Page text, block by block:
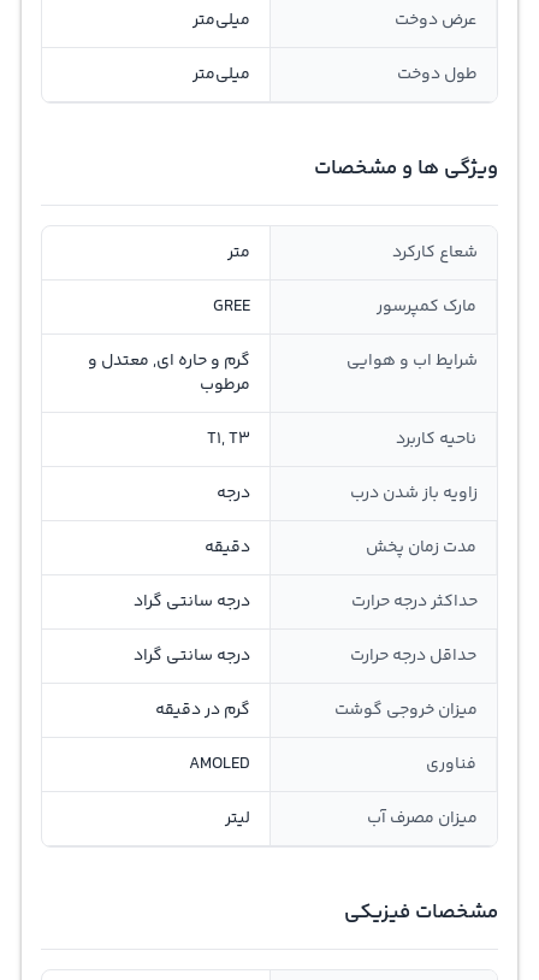
عرض دوخت میلی‌متر
طول دوخت میلی‌متر
ویژگی ها و مشخصات
شعاع کارکرد متر
مارک کمپرسور GREE
شرایط اب و هوایی
گرم و حاره ای, معتدل و
مرطوب
ناحیه کاربرد T1, T3
زاویه باز شدن درب درجه
مدت زمان پخش دقیقه
حداکثر درجه حرارت درجه سانتی گراد
حداقل درجه حرارت درجه سانتی گراد
ميزان خروجی گوشت گرم در دقيقه
فناوری AMOLED
میزان مصرف آب لیتر
مشخصات فیزیکی